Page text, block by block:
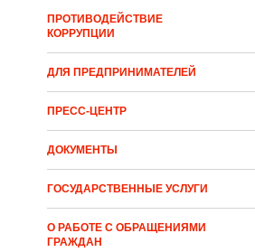
ПРОТИВОДЕЙСТВИЕ
КОРРУПЦИИ
ДЛЯ ПРЕДПРИНИМАТЕЛЕЙ
ПРЕСС-ЦЕНТР
ДОКУМЕНТЫ
ГОСУДАРСТВЕННЫЕ УСЛУГИ
О РАБОТЕ С ОБРАЩЕНИЯМИ
ГРАЖДАН